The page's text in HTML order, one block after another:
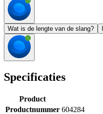
Wat is de lengte van de slang?
Specificaties
Product
Productnummer 604284